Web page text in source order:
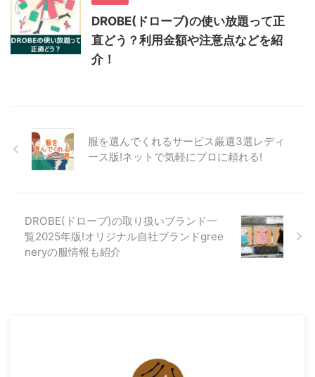
DROBE(ドローブ)の使い放題って正
直どう？利用金額や注意点などを紹
介！
服を選んでくれるサービス厳選3選レディ
ース版!ネットで気軽にプロに頼れる!
DROBE(ドローブ)の取り扱いブランド一
覧2025年版!オリジナル自社ブランドgree
neryの服情報も紹介